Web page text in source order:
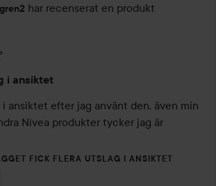
har recenserat en produkt
skapades 1 år
i ansiktet
ansiktet efter jag använt den, även min
Nivea produkter tycker jag är
FICK FLERA UTSLAG I ANSIKTET